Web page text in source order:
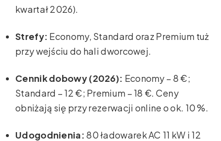
kwartał 2026).
Strefy: Economy, Standard oraz Premium tuż
przy wejściu do hali dworcowej.
Cennik dobowy (2026): Economy – 8 €;
Standard – 12 €; Premium – 18 €. Ceny
obniżają się przy rezerwacji online o ok. 10 %.
Udogodnienia: 80 ładowarek AC 11 kW i 12